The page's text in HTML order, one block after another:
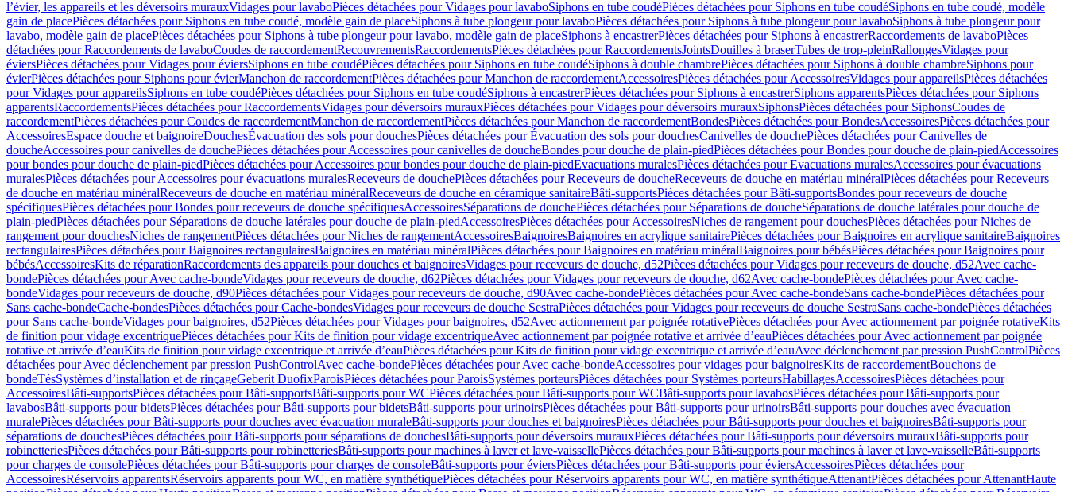
l’évier, les appareils et les déversoirs murauxVidages pour lavaboPièces détachées pour Vidages pour lavaboSiphons en tube coudéPièces détachées pour Siphons en tube coudéSiphons en tube coudé, modèle
gain de placePièces détachées pour Siphons en tube coudé, modèle gain de placeSiphons à tube plongeur pour lavaboPièces détachées pour Siphons à tube plongeur pour lavaboSiphons à tube plongeur pour
lavabo, modèle gain de placePièces détachées pour Siphons à tube plongeur pour lavabo, modèle gain de placeSiphons à encastrerPièces détachées pour Siphons à encastrerRaccordements de lavaboPièces
détachées pour Raccordements de lavaboCoudes de raccordementRecouvrementsRaccordementsPièces détachées pour RaccordementsJointsDouilles à braserTubes de trop-pleinRallongesVidages pour
éviersPièces détachées pour Vidages pour éviersSiphons en tube coudéPièces détachées pour Siphons en tube coudéSiphons à double chambrePièces détachées pour Siphons à double chambreSiphons pour
évierPièces détachées pour Siphons pour évierManchon de raccordementPièces détachées pour Manchon de raccordementAccessoiresPièces détachées pour AccessoiresVidages pour appareilsPièces détachées
pour Vidages pour appareilsSiphons en tube coudéPièces détachées pour Siphons en tube coudéSiphons à encastrerPièces détachées pour Siphons à encastrerSiphons apparentsPièces détachées pour Siphons
apparentsRaccordementsPièces détachées pour RaccordementsVidages pour déversoirs murauxPièces détachées pour Vidages pour déversoirs murauxSiphonsPièces détachées pour SiphonsCoudes de
raccordementPièces détachées pour Coudes de raccordementManchon de raccordementPièces détachées pour Manchon de raccordementBondesPièces détachées pour BondesAccessoiresPièces détachées pour
AccessoiresEspace douche et baignoireDouchesÉvacuation des sols pour douchesPièces détachées pour Évacuation des sols pour douchesCanivelles de douchePièces détachées pour Canivelles de
doucheAccessoires pour canivelles de douchePièces détachées pour Accessoires pour canivelles de doucheBondes pour douche de plain-piedPièces détachées pour Bondes pour douche de plain-piedAccessoires
pour bondes pour douche de plain-piedPièces détachées pour Accessoires pour bondes pour douche de plain-piedEvacuations muralesPièces détachées pour Evacuations muralesAccessoires pour évacuations
muralesPièces détachées pour Accessoires pour évacuations muralesReceveurs de douchePièces détachées pour Receveurs de doucheReceveurs de douche en matériau minéralPièces détachées pour Receveurs
de douche en matériau minéralReceveurs de douche en matériau minéralReceveurs de douche en céramique sanitaireBâti-supportsPièces détachées pour Bâti-supportsBondes pour receveurs de douche
spécifiquesPièces détachées pour Bondes pour receveurs de douche spécifiquesAccessoiresSéparations de douchePièces détachées pour Séparations de doucheSéparations de douche latérales pour douche de
plain-piedPièces détachées pour Séparations de douche latérales pour douche de plain-piedAccessoiresPièces détachées pour AccessoiresNiches de rangement pour douchesPièces détachées pour Niches de
rangement pour douchesNiches de rangementPièces détachées pour Niches de rangementAccessoiresBaignoiresBaignoires en acrylique sanitairePièces détachées pour Baignoires en acrylique sanitaireBaignoires
rectangulairesPièces détachées pour Baignoires rectangulairesBaignoires en matériau minéralPièces détachées pour Baignoires en matériau minéralBaignoires pour bébésPièces détachées pour Baignoires pour
bébésAccessoiresKits de réparationRaccordements des appareils pour douches et baignoiresVidages pour receveurs de douche, d52Pièces détachées pour Vidages pour receveurs de douche, d52Avec cache-
bondePièces détachées pour Avec cache-bondeVidages pour receveurs de douche, d62Pièces détachées pour Vidages pour receveurs de douche, d62Avec cache-bondePièces détachées pour Avec cache-
bondeVidages pour receveurs de douche, d90Pièces détachées pour Vidages pour receveurs de douche, d90Avec cache-bondePièces détachées pour Avec cache-bondeSans cache-bondePièces détachées pour
Sans cache-bondeCache-bondesPièces détachées pour Cache-bondesVidages pour receveurs de douche SestraPièces détachées pour Vidages pour receveurs de douche SestraSans cache-bondePièces détachées
pour Sans cache-bondeVidages pour baignoires, d52Pièces détachées pour Vidages pour baignoires, d52Avec actionnement par poignée rotativePièces détachées pour Avec actionnement par poignée rotativeKits
de finition pour vidage excentriquePièces détachées pour Kits de finition pour vidage excentriqueAvec actionnement par poignée rotative et arrivée d’eauPièces détachées pour Avec actionnement par poignée
rotative et arrivée d’eauKits de finition pour vidage excentrique et arrivée d’eauPièces détachées pour Kits de finition pour vidage excentrique et arrivée d’eauAvec déclenchement par pression PushControlPièces
détachées pour Avec déclenchement par pression PushControlAvec cache-bondePièces détachées pour Avec cache-bondeAccessoires pour vidages pour baignoiresKits de raccordementBouchons de
bondeTésSystèmes d’installation et de rinçageGeberit DuofixParoisPièces détachées pour ParoisSystèmes porteursPièces détachées pour Systèmes porteursHabillagesAccessoiresPièces détachées pour
AccessoiresBâti-supportsPièces détachées pour Bâti-supportsBâti-supports pour WCPièces détachées pour Bâti-supports pour WCBâti-supports pour lavabosPièces détachées pour Bâti-supports pour
lavabosBâti-supports pour bidetsPièces détachées pour Bâti-supports pour bidetsBâti-supports pour urinoirsPièces détachées pour Bâti-supports pour urinoirsBâti-supports pour douches avec évacuation
muralePièces détachées pour Bâti-supports pour douches avec évacuation muraleBâti-supports pour douches et baignoiresPièces détachées pour Bâti-supports pour douches et baignoiresBâti-supports pour
séparations de douchesPièces détachées pour Bâti-supports pour séparations de douchesBâti-supports pour déversoirs murauxPièces détachées pour Bâti-supports pour déversoirs murauxBâti-supports pour
robinetteriesPièces détachées pour Bâti-supports pour robinetteriesBâti-supports pour machines à laver et lave-vaissellePièces détachées pour Bâti-supports pour machines à laver et lave-vaisselleBâti-supports
pour charges de consolePièces détachées pour Bâti-supports pour charges de consoleBâti-supports pour éviersPièces détachées pour Bâti-supports pour éviersAccessoiresPièces détachées pour
AccessoiresRéservoirs apparentsRéservoirs apparents pour WC, en matière synthétiquePièces détachées pour Réservoirs apparents pour WC, en matière synthétiqueAttenantPièces détachées pour AttenantHaute